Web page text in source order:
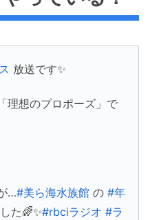
放送です✨
理想のプロポーズ」で
…#美ら海水族館 の #年
た🌈✨#rbciラジオ #ラ